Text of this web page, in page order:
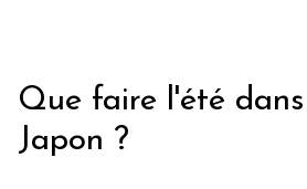
Que faire l'été
Japon ?